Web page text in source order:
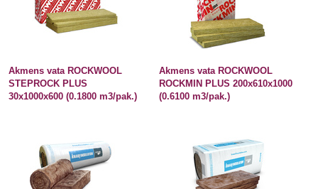
Akmens vata ROCKWOOL
STEPROCK PLUS
30x1000x600 (0.1800 m3/pak.)
Akmens vata ROCKWOOL
ROCKMIN PLUS 200x610x1000
(0.6100 m3/pak.)